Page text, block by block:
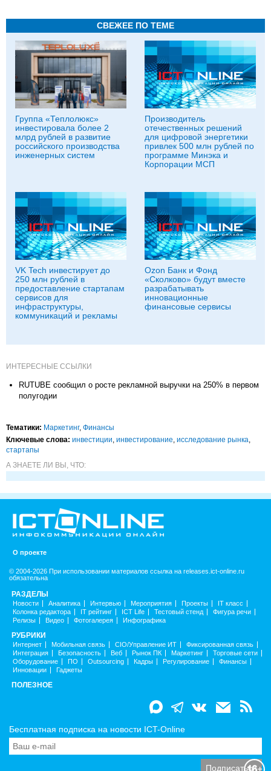
СВЕЖЕЕ ПО ТЕМЕ
Группа «Теплолюкс»
инвестировала более 2
млрд рублей в развитие
российского производства
инженерных систем
Производитель
отечественных решений
для цифровой энергетики
привлек 500 млн рублей по
программе Минэка и
Корпорации МСП
VK Tech инвестирует до
250 млн рублей в
предоставление стартапам
сервисов для
инфраструктуры,
коммуникаций и рекламы
Ozon Банк и Фонд
«Сколково» будут вместе
разрабатывать
инновационные
финансовые сервисы
ИНТЕРЕСНЫЕ ССЫЛКИ
RUTUBE сообщил о росте рекламной выручки на 250% в первом
полугодии
Тематики: Маркетинг, Финансы
Ключевые слова: инвестиции, инвестирование, исследование рынка,
стартапы
А ЗНАЕТЕ ЛИ ВЫ, ЧТО:
О проекте
© 2004-2026 При использовании материалов ссылка на releases.ict-online.ru
обязательна
РАЗДЕЛЫ
Новости Аналитика Интервью Мероприятия Проекты
IT класс
Колонка редактора
IT рейтинг ICT Life Тестовый стенд
Фигура речи
Релизы
Видео Фотогалерея Инфографика
РУБРИКИ
Интернет Мобильная связь CIO/Управление ИТ
Фиксированная связь
Интеграция
Безопасность Веб Рынок ПК Маркетинг
Торговые сети
Оборудование
ПО Outsourcing Кадры Регулирование
Финансы
Инновации
Гаджеты
ПОЛЕЗНОЕ
Бесплатная подписка на новости ICT-Online